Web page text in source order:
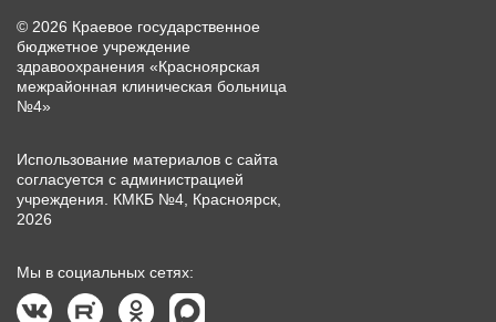
© 2026 Краевое государственное
бюджетное учреждение
здравоохранения «Красноярская
межрайонная клиническая больница
№4»
Использование материалов с сайта
согласуется с администрацией
учреждения. КМКБ №4, Красноярск,
2026
Мы в социальных сетях: